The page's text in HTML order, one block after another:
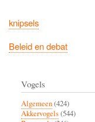
knipsels
Beleid en debat
Vogels
Algemeen(424)
Akkervogels(544)